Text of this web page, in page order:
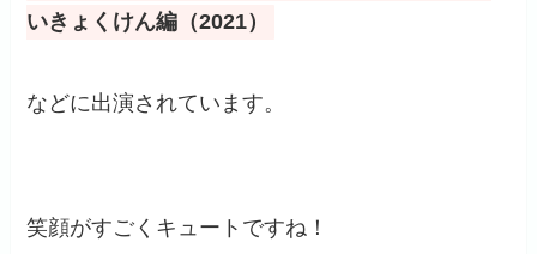
いきょくけん編（2021）
などに出演されています。
笑顔がすごくキュートですね！